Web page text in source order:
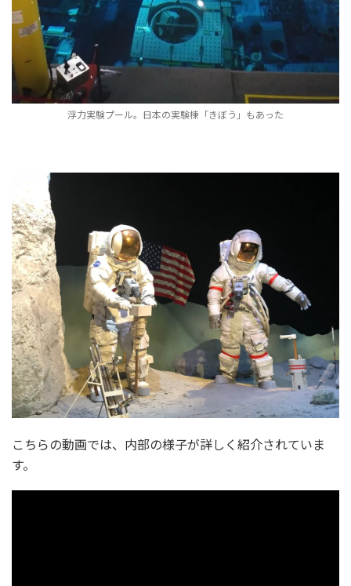
浮力実験プール。日本の実験棟「きぼう」もあった
こちらの動画では、内部の様子が詳しく紹介されていま
す。